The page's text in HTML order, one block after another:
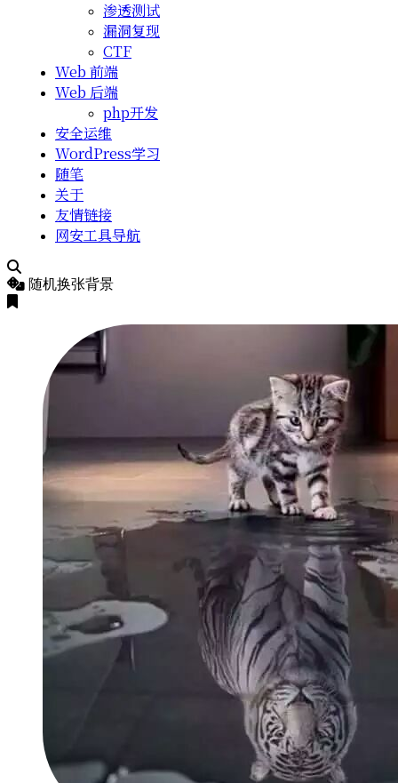
渗透测试
漏洞复现
CTF
Web 前端
Web 后端
php开发
安全运维
WordPress学习
随笔
关于
友情链接
网安工具导航
随机换张背景